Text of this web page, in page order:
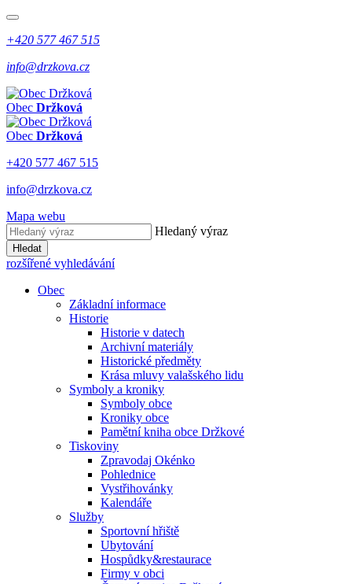
+420 577 467 515
info@drzkova.cz
Obec Držková
Obec Držková
+420 577 467 515
info@drzkova.cz
Mapa webu
Hledaný výraz
Hledat
rozšířené vyhledávání
Obec
Základní informace
Historie
Historie v datech
Archivní materiály
Historické předměty
Krása mluvy valašského lidu
Symboly a kroniky
Symboly obce
Kroniky obce
Pamětní kniha obce Držkové
Tiskoviny
Zpravodaj Okénko
Pohlednice
Vystřihovánky
Kalendáře
Služby
Sportovní hřiště
Ubytování
Hospůdky&restaurace
Firmy v obci